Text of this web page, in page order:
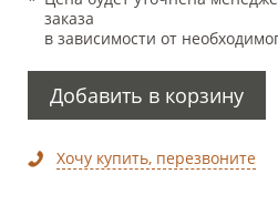
заказа
в зависимости от
Добавить в корзину
Хочу купить, перезвоните